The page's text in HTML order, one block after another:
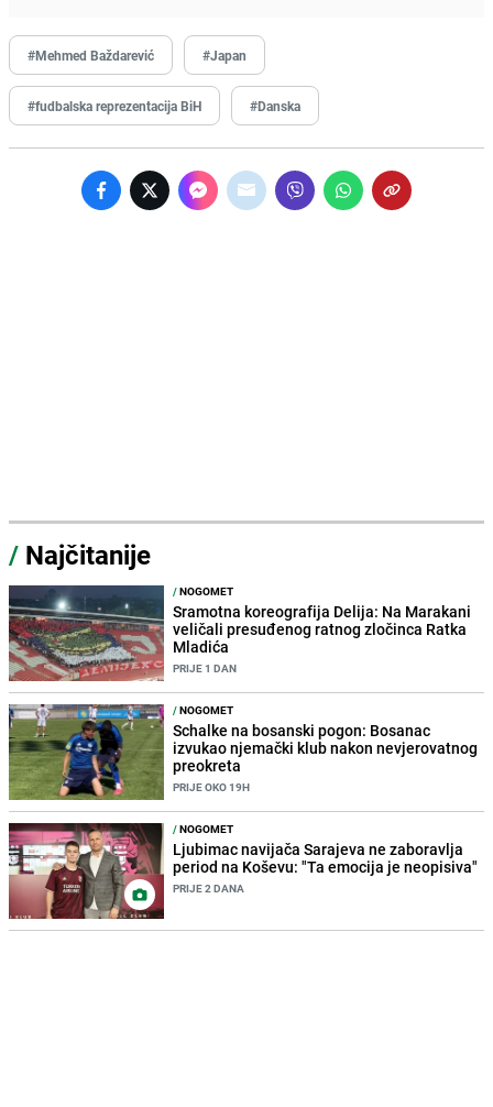
#Mehmed Baždarević #Japan
#fudbalska reprezentacija BiH #Danska
/ Najčitanije
/NOGOMET
Sramotna koreografija Delija: Na Marakani
veličali presuđenog ratnog zločinca Ratka
Mladića
PRIJE 1 DAN
/NOGOMET
Schalke na bosanski pogon: Bosanac
izvukao njemački klub nakon nevjerovatnog
preokreta
PRIJE OKO 19H
/NOGOMET
Ljubimac navijača Sarajeva ne zaboravlja
period na Koševu: "Ta emocija je neopisiva"
PRIJE 2 DANA